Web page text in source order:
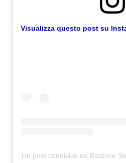
Visualizza questo post su
Un post condiviso da Beatrice